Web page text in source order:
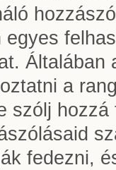
Általában
a
szólj
fedezni,